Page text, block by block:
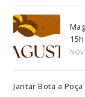
15h
Jantar Bota a